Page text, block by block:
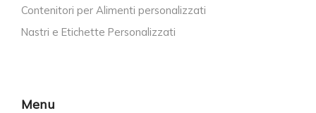
Contenitori per Alimenti personalizzati
Nastri e Etichette Personalizzati
Menu